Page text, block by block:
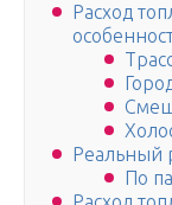
Расход
Реальный
По